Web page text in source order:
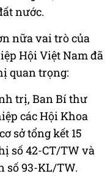
nước.
nữa vai trò của
Hội Việt Nam đã
quan trọng:
trị, Ban Bí thư
các Hội Khoa
sở tổng kết 15
số 42-CT/TW và
số 93-KL/TW.